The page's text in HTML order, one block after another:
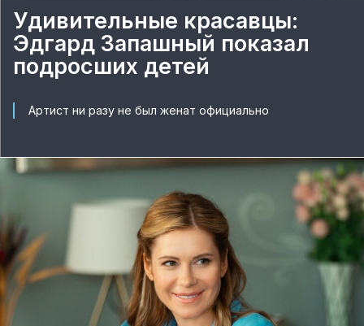
Удивительные красавцы:
Эдгард Запашный показал
подросших детей
Артист ни разу не был женат официально